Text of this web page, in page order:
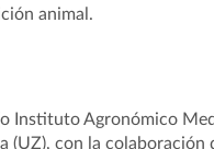
animal.
Instituto Agronómico
(UZ), con la